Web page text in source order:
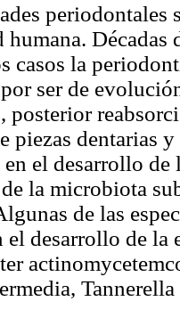
casos la
ser de
posterior
piezas dentarias
el desarrollo de
la microbiota
de las
el desarrollo de